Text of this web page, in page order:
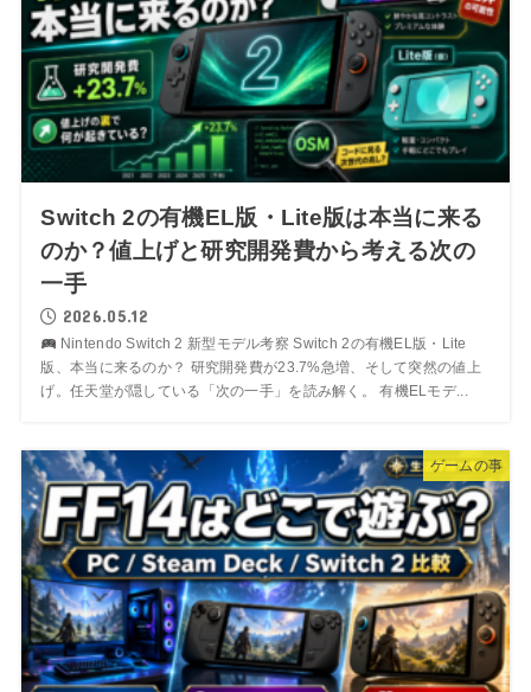
Switch 2の有機EL版・Lite版は本当に来る
のか？値上げと研究開発費から考える次の
一手
2026.05.12
Nintendo Switch 2 新型モデル考察 Switch 2の有機EL版・Lite
版、本当に来るのか？ 研究開発費が23.7%急増、そして突然の値上
げ。任天堂が隠している「次の一手」を読み解く。 有機ELモデ...
ゲームの事